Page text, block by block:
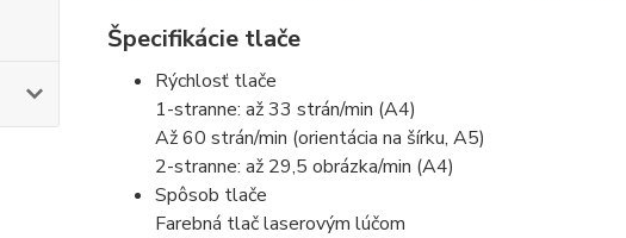
Špecifikácie tlače
Rýchlosť tlače
1-stranne: až 33 strán/min (A4)
Až 60 strán/min (orientácia na šírku, A5)
2-stranne: až 29,5 obrázka/min (A4)
Spôsob tlače
Farebná tlač laserovým lúčom